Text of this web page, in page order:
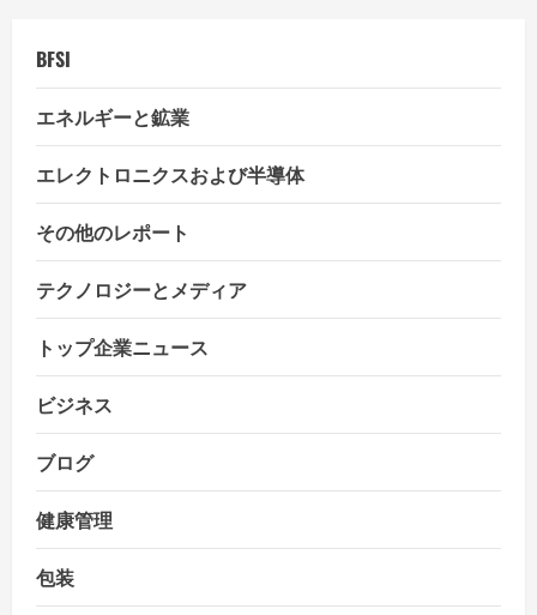
BFSI
エネルギーと鉱業
エレクトロニクスおよび半導体
その他のレポート
テクノロジーとメディア
トップ企業ニュース
ビジネス
ブログ
健康管理
包装